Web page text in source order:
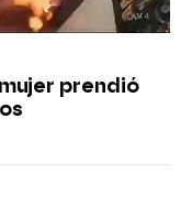
prendió